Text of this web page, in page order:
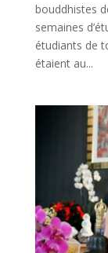
bouddhistes
semaines
étudiants de
étaient au...